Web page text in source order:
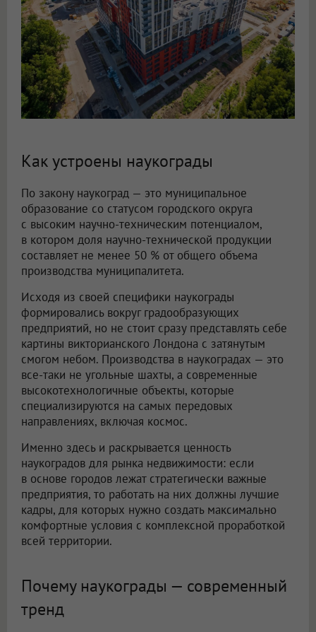
Как устроены наукограды
По закону наукоград — это муниципальное
образование со статусом городского округа
с высоким научно-техническим потенциалом,
в котором доля научно-технической продукции
составляет не менее 50 % от общего объема
производства муниципалитета.
Исходя из своей специфики наукограды
формировались вокруг градообразующих
предприятий, но не стоит сразу представлять себе
картины викторианского Лондона с затянутым
смогом небом. Производства в наукоградах — это
все-таки не угольные шахты, а современные
высокотехнологичные объекты, которые
специализируются на самых передовых
направлениях, включая космос.
Именно здесь и раскрывается ценность
наукоградов для рынка недвижимости: если
в основе городов лежат стратегически важные
предприятия, то работать на них должны лучшие
кадры, для которых нужно создать максимально
комфортные условия с комплексной проработкой
всей территории.
Почему наукограды — современный
тренд